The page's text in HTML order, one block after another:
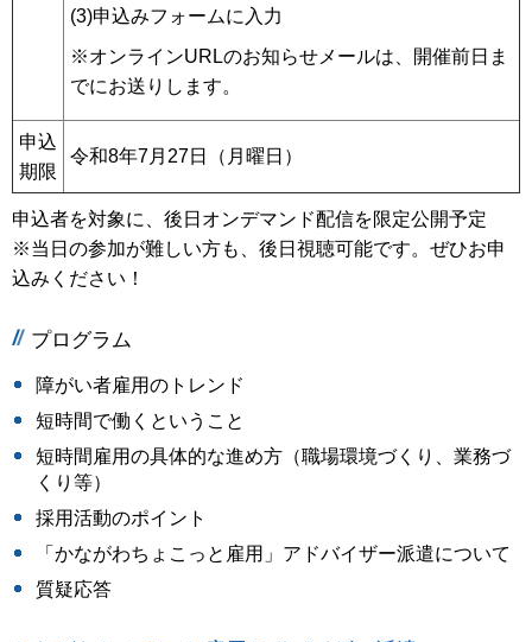
(3)申込みフォームに入力
※オンラインURLのお知らせメールは、開催前日ま
でにお送りします。
申込
期限
令和8年7月27日（月曜日）
申込者を対象に、後日オンデマンド配信を限定公開予定
※当日の参加が難しい方も、後日視聴可能です。ぜひお申
込みください！
プログラム
障がい者雇用のトレンド
短時間で働くということ
短時間雇用の具体的な進め方（職場環境づくり、業務づ
くり等）
採用活動のポイント
「かながわちょこっと雇用」アドバイザー派遣について
質疑応答